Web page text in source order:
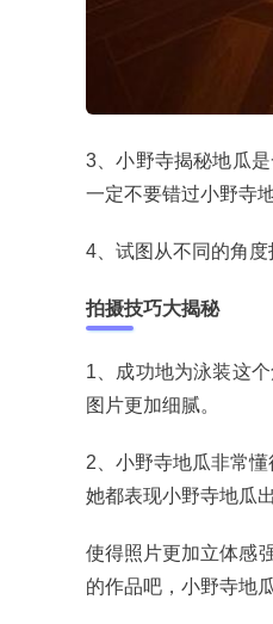
3、小野寺揭秘地瓜
一定不要错过小野寺
4、试图从不同的角
拍摄技巧大揭秘
1、成功地为泳装这
图片更加细腻。
2、小野寺地瓜非常
她都表现小野寺地瓜
使得照片更加立体感
的作品吧，小野寺地